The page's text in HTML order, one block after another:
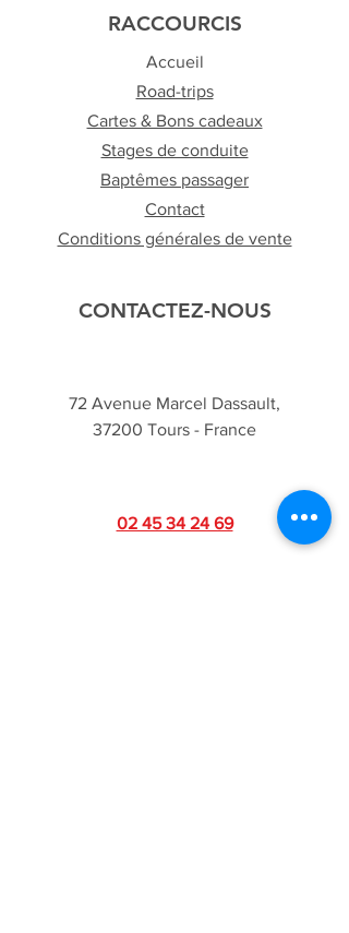
RACCOURCIS
Accueil
Road-trips
Cartes & Bons cadeaux
Stages de conduite
Baptêmes passager
Contact
Conditions générales de vente
CONTACTEZ-NOUS
72 Avenue Marcel Dassault,
37200 Tours - France
02 45 34 24 69